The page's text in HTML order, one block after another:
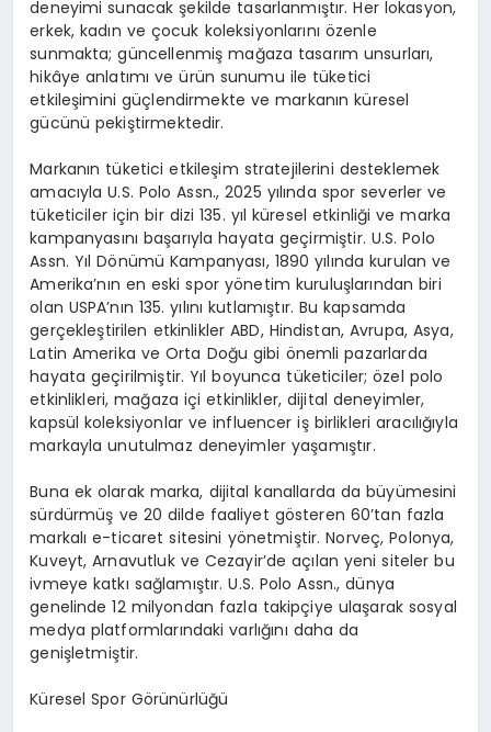
deneyimi sunacakşekilde tasarlanmıştır. Her lokasyon,
erkek, kadın ve çocuk koleksiyonlarını özenle
sunmakta; güncellenmişmağaza tasarım unsurları,
hikâye anlatımıveürün sunumu ile tüketici
etkileşimini güçlendirmekte ve markanın küresel
gücünüpekiştirmektedir.
Markanın tüketici etkileşim stratejilerini desteklemek
amacıyla U.S. Polo Assn., 2025 yılında spor severler ve
tüketiciler için bir dizi 135. yıl küresel etkinliği ve marka
kampanyasını başarıyla hayata geçirmiştir. U.S. Polo
Assn. Yıl DönümüKampanyası, 1890 yılında kurulan ve
Amerika’nın en eski spor yönetim kuruluşlarından biri
olan USPA’nın 135. yılınıkutlamıştır. Bu kapsamda
gerçekleştirilen etkinlikler ABD, Hindistan, Avrupa, Asya,
Latin Amerika ve Orta Doğu gibi önemli pazarlarda
hayata geçirilmiştir. Yıl boyunca tüketiciler;özel polo
etkinlikleri, mağaza içi etkinlikler, dijital deneyimler,
kapsül koleksiyonlar ve influencer iş birlikleri aracılığıyla
markayla unutulmaz deneyimler yaşamıştır.
Buna ek olarak marka, dijital kanallarda da büyümesini
sürdürmüş ve 20 dilde faaliyet gösteren 60’tan fazla
markalıe-ticaret sitesini yönetmiştir. Norveç, Polonya,
Kuveyt, Arnavutluk ve Cezayir’de açılan yeni siteler bu
ivmeye katkı sağlamıştır. U.S. Polo Assn., dünya
genelinde 12 milyondan fazla takipçiye ulaşarak sosyal
medya platformlarındaki varlığını daha da
genişletmiştir.
Küresel Spor Görünürlüğü